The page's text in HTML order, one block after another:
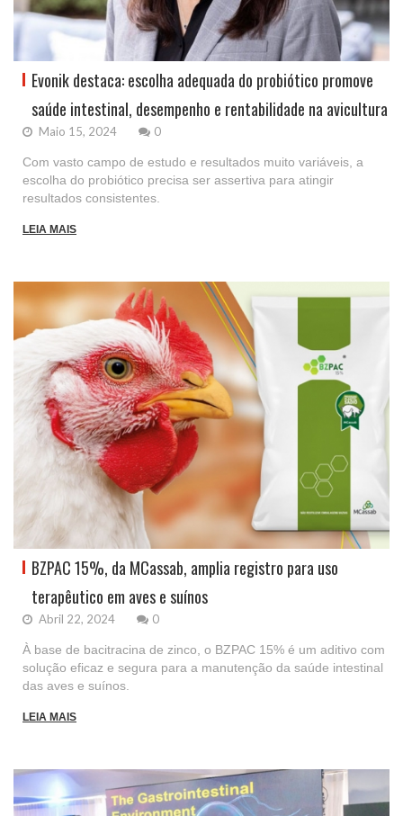
Evonik destaca: escolha adequada do probiótico promove
saúde intestinal, desempenho e rentabilidade na avicultura
Maio 15, 2024 0
Com vasto campo de estudo e resultados muito variáveis, a
escolha do probiótico precisa ser assertiva para atingir
resultados consistentes.
LEIA MAIS
BZPAC 15%, da MCassab, amplia registro para uso
terapêutico em aves e suínos
Abril 22, 2024 0
À base de bacitracina de zinco, o BZPAC 15% é um aditivo com
solução eficaz e segura para a manutenção da saúde intestinal
das aves e suínos.
LEIA MAIS